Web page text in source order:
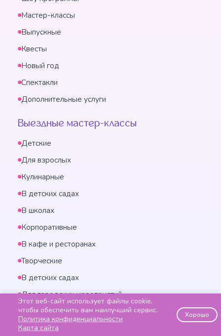
Мастер-классы
Выпускные
Квесты
Новый год
Спектакли
Дополнительные услуги
Выездные мастер-классы
Детские
Для взрослых
Кулинарные
В детских садах
В школах
Корпоративные
В кафе и ресторанах
Творческие
В детских садах
Для городских мероприятий
Для фестивалей
Этот веб-сайт использует файлы cookie,
чтобы обеспечить вам наилучший сервис.
Политика конфиденциальности
Карта сайта
Хорошо